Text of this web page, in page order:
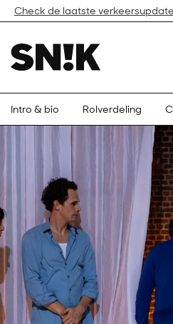
Check de laatste
Intro & bio Rolverdeling